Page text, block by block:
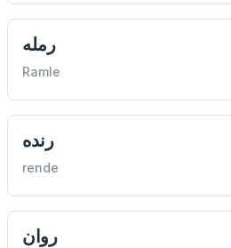
رمله
Ramle
رنده
rende
روان